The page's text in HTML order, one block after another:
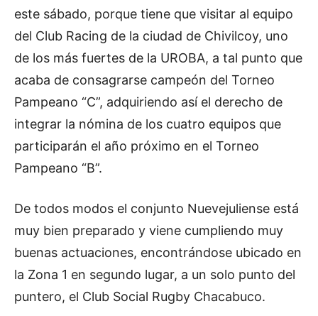
este sábado, porque tiene que visitar al equipo
del Club Racing de la ciudad de Chivilcoy, uno
de los más fuertes de la UROBA, a tal punto que
acaba de consagrarse campeón del Torneo
Pampeano “C”, adquiriendo así el derecho de
integrar la nómina de los cuatro equipos que
participarán el año próximo en el Torneo
Pampeano “B”.
De todos modos el conjunto Nuevejuliense está
muy bien preparado y viene cumpliendo muy
buenas actuaciones, encontrándose ubicado en
la Zona 1 en segundo lugar, a un solo punto del
puntero, el Club Social Rugby Chacabuco.